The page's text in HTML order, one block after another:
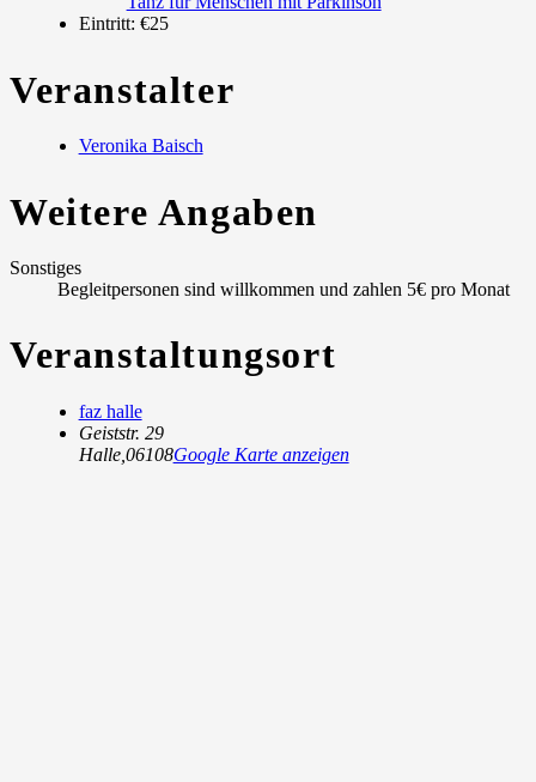
Eintritt: €25
Veranstalter
Veronika Baisch
Weitere Angaben
Sonstiges
Begleitpersonen sind willkommen und zahlen 5€ pro Monat
Veranstaltungsort
faz halle
Geiststr. 29
Halle, 06108Google Karte anzeigen